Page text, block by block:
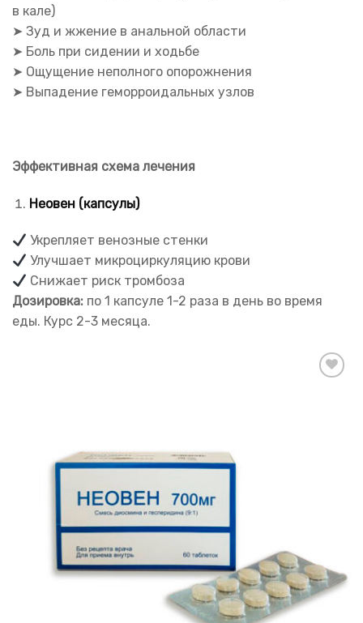
в кале)
➤ Зуд и жжение в анальной области
➤ Боль при сидении и ходьбе
➤ Ощущение неполного опорожнения
➤ Выпадение геморроидальных узлов
Эффективная схема лечения
Неовен (капсулы)
Укрепляет венозные стенки
Улучшает микроциркуляцию крови
Снижает риск тромбоза
Дозировка: по 1 капсуле 1-2 раза в день во время
еды. Курс 2-3 месяца.